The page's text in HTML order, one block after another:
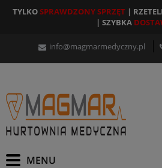
TYLKOSPRAWDZONY SPRZĘT|
| SZYBKA
info@magmarmedyczny.pl